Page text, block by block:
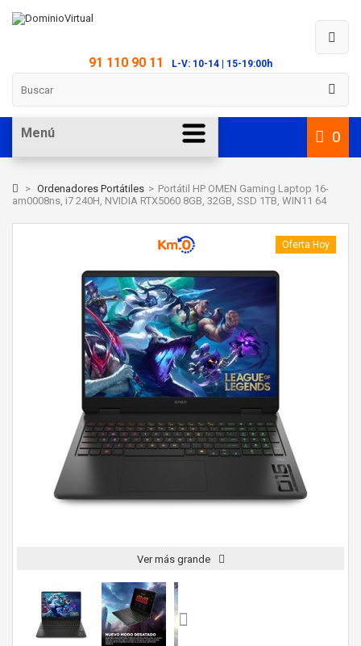
91 110 90 11 L-V: 10-14 | 15-19:00h
0
Menú
> Ordenadores Portátiles > Portátil HP OMEN Gaming Laptop 16-
am0008ns, i7 240H, NVIDIA RTX5060 8GB, 32GB, SSD 1TB, WIN11 64
Oferta Hoy
Ver más grande